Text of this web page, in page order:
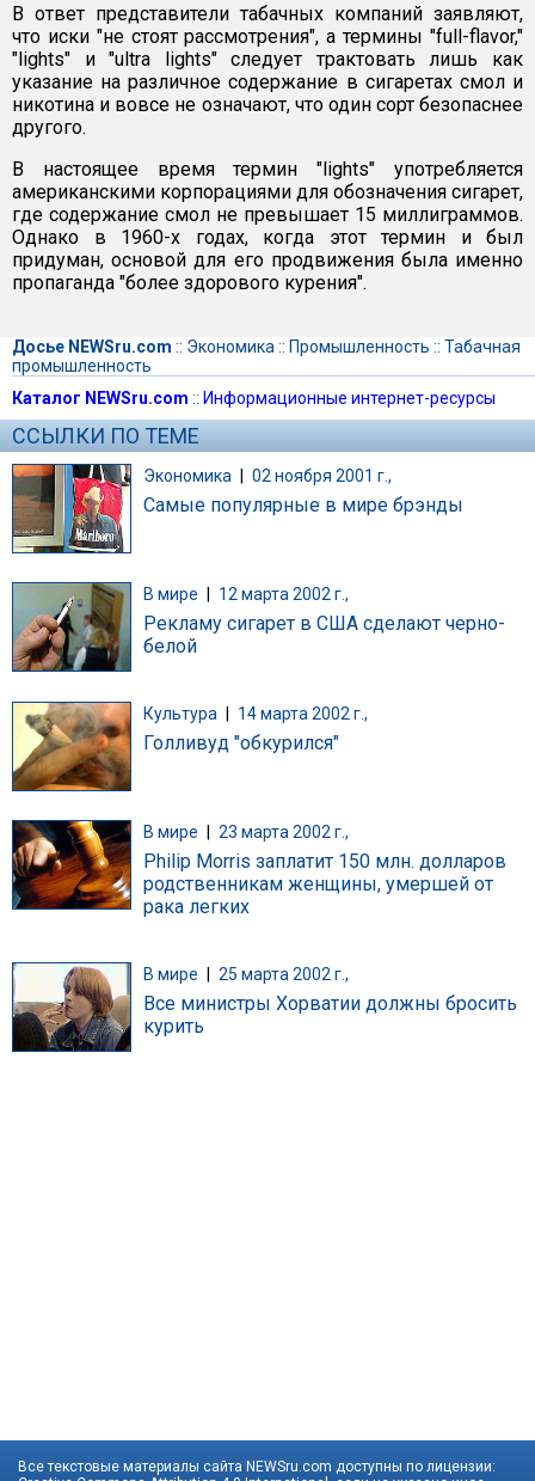
В ответ представители табачных компаний заявляют,
что иски "не стоят рассмотрения", а термины "full-flavor,"
"lights" и "ultra lights" следует трактовать лишь как
указание на различное содержание в сигаретах смол и
никотина и вовсе не означают, что один сорт безопаснее
другого.
В настоящее время термин "lights" употребляется
американскими корпорациями для обозначения сигарет,
где содержание смол не превышает 15 миллиграммов.
Однако в 1960-х годах, когда этот термин и был
придуман, основой для его продвижения была именно
пропаганда "более здорового курения".
Досье NEWSru.com :: Экономика :: Промышленность :: Табачная
промышленность
Каталог NEWSru.com :: Информационные интернет-ресурсы
ССЫЛКИ ПО ТЕМЕ
Экономика | 02 ноября 2001 г.,
Самые популярные в мире брэнды
В мире | 12 марта 2002 г.,
Рекламу сигарет в США сделают черно-
белой
Культура 14 марта 2002 г.,
Голливуд "обкурился"
В мире 23 марта 2002 г.,
Philip Morris заплатит 150 млн. долларов
родственникам женщины, умершей от
рака легких
В мире 25 марта 2002 г.,
Все министры Хорватии должны бросить
курить
Все текстовые материалы сайта NEWSru.com доступны по лицензии: